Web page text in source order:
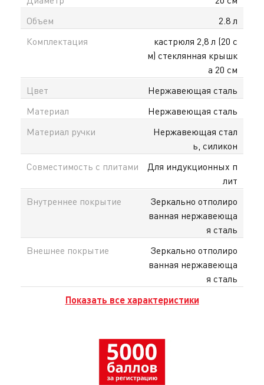
Объем
2.8 л
Комплектация
кастрюля 2,8 л (20 с
м) стеклянная крышк
а 20 см
Цвет
Нержавеющая сталь
Материал
Нержавеющая сталь
Материал ручки
Нержавеющая стал
ь, силикон
Совместимость с плитами
Для индукционных п
лит
Внутреннее покрытие
Зеркально отполиро
ванная нержавеюща
я сталь
Внешнее покрытие
Зеркально отполиро
ванная нержавеюща
я сталь
Показать все характеристики